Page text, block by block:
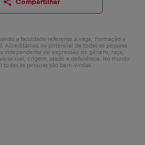
Compartilhar
a faculdade referente á vaga; Formação a
Acreditamos no potencial de todas as pessoas
independente de expressão de gênero, raça,
sexual, origem, idade e deficiência. No mundo
todas as pessoas são bem-vindas.